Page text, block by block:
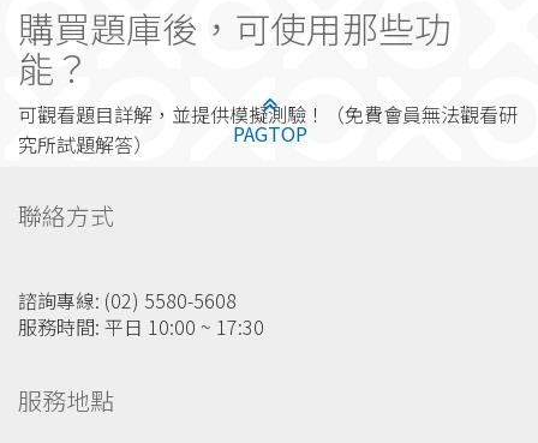
購買題庫後，可使用那些功
能？
可觀看題目詳解，並提供模擬測驗！（免費會員無法觀看研
究所試題解答）
PAGTOP
聯絡方式
諮詢專線: (02) 5580-5608
服務時間: 平日 10:00 ~ 17:30
服務地點